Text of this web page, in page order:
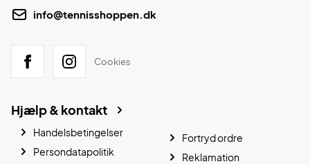
info@tennisshoppen.dk
Cookies
Hjælp & kontakt
Handelsbetingelser
Persondatapolitik
Fortryd ordre
Reklamation